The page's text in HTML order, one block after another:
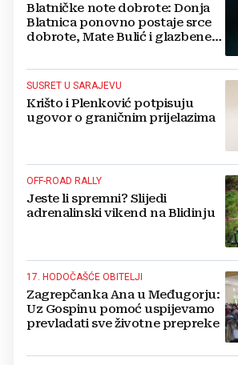
Blatničke note dobrote: Donja
Blatnica ponovno postaje srce
dobrote, Mate Bulić i glazbene
SUSRET U SARAJEVU
Krišto i Plenković potpisuju
ugovor o graničnim prijelazima
OFF-ROAD RALLY
Jeste li spremni? Slijedi
adrenalinski vikend na Blidinju
17. HODOČAŠĆE OBITELJI
Zagrepčanka Ana u Međugorju:
Uz Gospinu pomoć uspijevamo
prevladati sve životne prepreke